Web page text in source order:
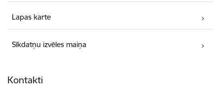
Lapas karte
Sīkdatņu izvēles maiņa
Kontakti